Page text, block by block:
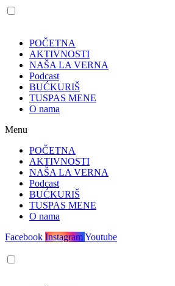
POČETNA
AKTIVNOSTI
NAŠA LA VERNA
Podcast
BUĆKURIŠ
TUSPAS MENE
O nama
Menu
POČETNA
AKTIVNOSTI
NAŠA LA VERNA
Podcast
BUĆKURIŠ
TUSPAS MENE
O nama
Facebook InstagramYoutube